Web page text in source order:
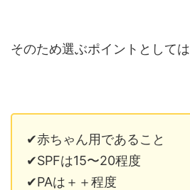
そのため選ぶポイントとしては
✔赤ちゃん用であること
✔SPFは15〜20程度
✔PAは＋＋程度